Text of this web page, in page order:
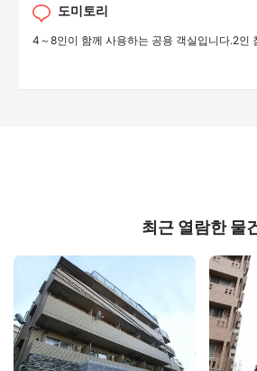
도미토리
4～8인이 함께 사용하는 공용 객실입니다.2인
최근 열람한 물